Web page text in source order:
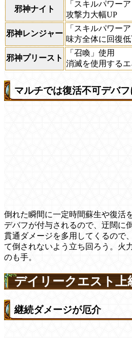
邪神ナイト
「スキルパワー
攻撃力大幅UP
邪神レンジャー
「スキルパワー
味方全体に回復
邪神プリースト
「召喚」使用
消滅を使用する
マルチでは復活不可デバ
倒れた瞬間に一定時間蘇生や復活
デバフが付与されるので、迂闊に
貫通ダメージを多用してくるので
て倒されないよう立ち回ろう。火
のも手。
デイリークエスト上
継続ダメージが厄介